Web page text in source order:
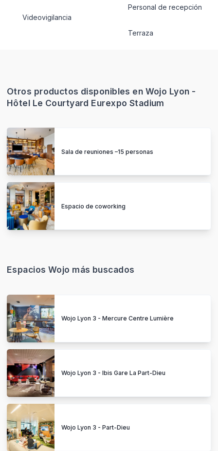
Videovigilancia
Personal de recepción
Terraza
Otros productos disponibles en Wojo Lyon -
Hôtel Le Courtyard Eurexpo Stadium
Sala de reuniones –15 personas
Espacio de coworking
Espacios Wojo más buscados
Wojo Lyon 3 - Mercure Centre Lumière
Wojo Lyon 3 - Ibis Gare La Part-Dieu
Wojo Lyon 3 - Part-Dieu